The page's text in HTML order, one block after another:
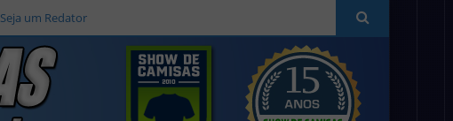
Seja um Redator